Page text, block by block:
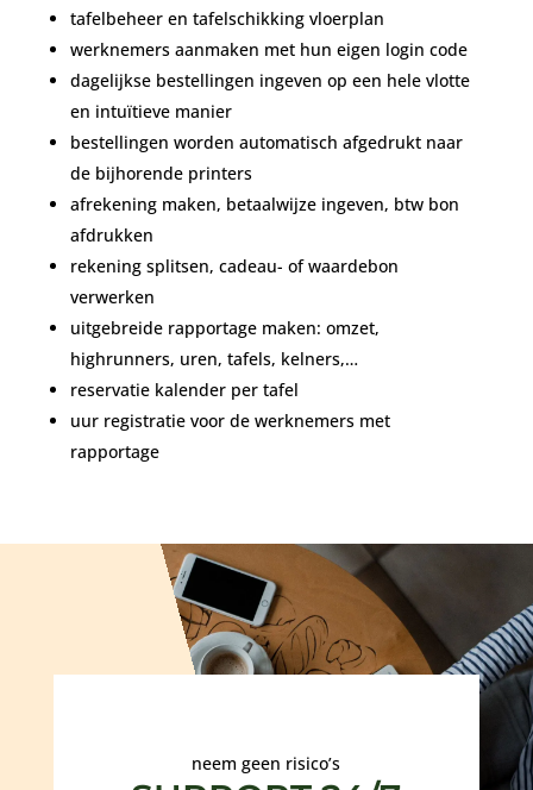
tafelbeheer en tafelschikking vloerplan
werknemers aanmaken met hun eigen login code
dagelijkse bestellingen ingeven op een hele vlotte
en intuïtieve manier
bestellingen worden automatisch afgedrukt naar
de bijhorende printers
afrekening maken, betaalwijze ingeven, btw bon
afdrukken
rekening splitsen, cadeau- of waardebon
verwerken
uitgebreide rapportage maken: omzet,
highrunners, uren, tafels, kelners,…
reservatie kalender per tafel
uur registratie voor de werknemers met
rapportage
neem geen risico’s